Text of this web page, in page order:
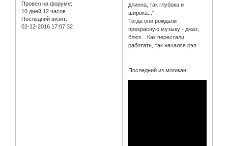
Провел на форуме:
10 дней 12 часов
Последний визит:
02-12-2016 17:07:32
длинна, так глубока и
широка...".
Тогда они рождали
прекрасную музыку - джаз,
блюз... Как перестали
работать, так начался рэп
Последний из могикан: